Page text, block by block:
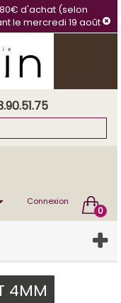
d'achat (selon
le mercredi 19 août
0
Connexion
4MM